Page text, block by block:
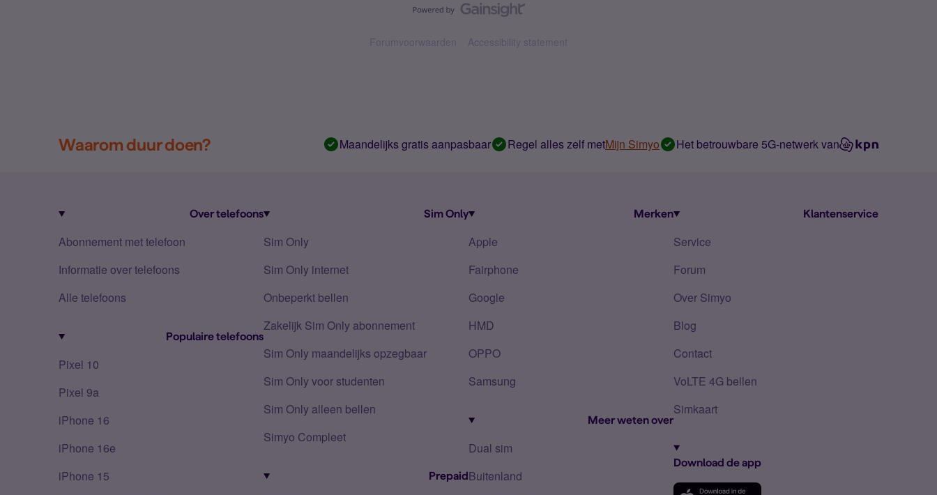
Forumvoorwaarden Accessibility statement
Waarom duur doen? Maandelijks gratis aanpasbaar Regel alles zelf metMijn Simyo Het betrouwbare 5G-netwerk van
Over telefoons
Abonnement met telefoon
Informatie over telefoons
Alle telefoons
Populaire telefoons
Pixel 10
Pixel 9a
iPhone 16
iPhone 16e
iPhone 15
Sim Only
Sim Only
Sim Only internet
Onbeperkt bellen
Zakelijk Sim Only abonnement
Sim Only maandelijks opzegbaar
Sim Only voor studenten
Sim Only alleen bellen
Simyo Compleet
Prepaid
Merken
Apple
Fairphone
Google
HMD
OPPO
Samsung
Meer weten over
Dual sim
Buitenland
Klantenservice
Service
Forum
Over Simyo
Blog
Contact
VoLTE 4G bellen
Simkaart
Download de app